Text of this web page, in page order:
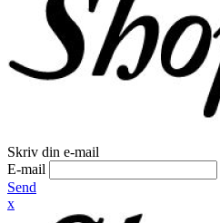
Skriv din e-mail
E-mail
Send
x